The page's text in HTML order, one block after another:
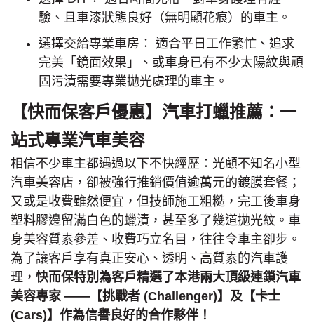
驗、且車漆狀態良好（無明顯花痕）的車主。
選擇交給專業車房： 適合平日工作繁忙、追求
完美「鏡面效果」、或車身已有不少太陽紋與頑
固污漬需要專業拋光處理的車主。
【快而保客戶優惠】汽車打蠟推薦：一
站式專業汽車美容
相信不少車主都遇過以下不快經歷：光顧不知名小型
汽車美容店，卻被強行推銷價值逾萬元的鍍膜套餐；
又或是收費雖然便宜，但技師施工粗糙，完工後車身
塑料膠邊留滿白色的蠟漬，甚至多了幾道拋光紋。車
身美容質素參差、收費巧立名目，往往令車主卻步。
為了讓客戶享有真正安心、透明、高質素的汽車護
理， 快而保特別為客戶精選了本港兩大頂級連鎖汽車
美容專家 ——【挑戰者 (Challenger)】及【卡士
(Cars)】作為信譽良好的合作夥伴！